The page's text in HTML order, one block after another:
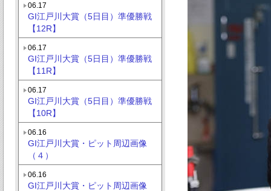
06.17
GI江戸川大賞（5日目）準優勝戦
【12R】
06.17
GI江戸川大賞（5日目）準優勝戦
【11R】
06.17
GI江戸川大賞（5日目）準優勝戦
【10R】
06.16
GI江戸川大賞・ピット周辺画像
（４）
06.16
GI江戸川大賞・ピット周辺画像